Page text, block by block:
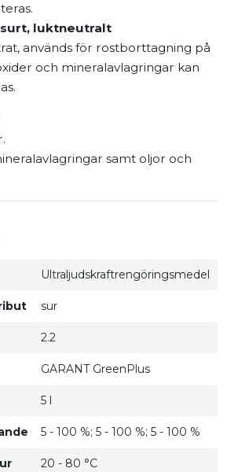
surt, luktneutralt
används för rostborttagning på
och mineralavlagringar kan
samt oljor och
Ultraljudskraftrengöringsmedel
sur
2.2
GARANT GreenPlus
5 l
5 - 100 %; 5 - 100 %; 5 - 100 %
20 - 80 °C